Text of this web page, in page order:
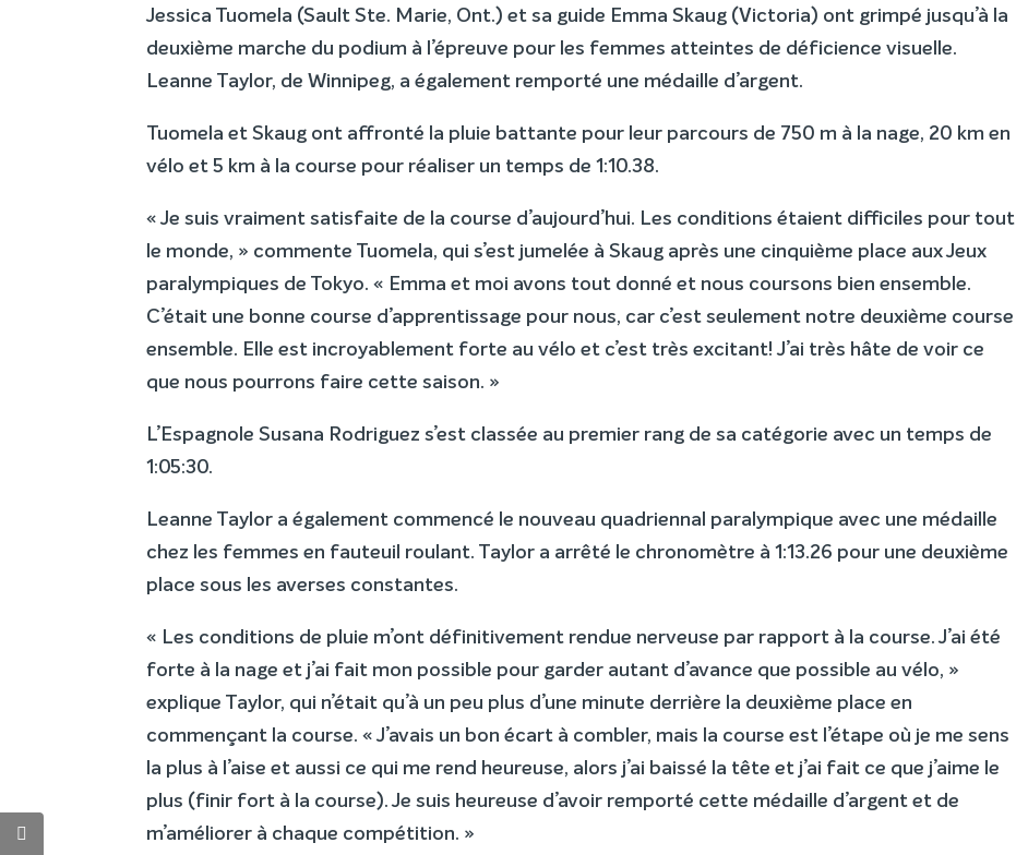
Jessica Tuomela (Sault Ste. Marie, Ont.) et sa guide Emma Skaug (Victoria) ont grimpé jusqu’à la
deuxième marche du podium à l’épreuve pour les femmes atteintes de déficience visuelle.
Leanne Taylor, de Winnipeg, a également remporté une médaille d’argent.
Tuomela et Skaug ont affronté la pluie battante pour leur parcours de 750 m à la nage, 20 km en
vélo et 5 km à la course pour réaliser un temps de 1:10.38.
« Je suis vraiment satisfaite de la course d’aujourd’hui. Les conditions étaient difficiles pour tout
le monde, » commente Tuomela, qui s’est jumelée à Skaug après une cinquième place aux Jeux
paralympiques de Tokyo. « Emma et moi avons tout donné et nous coursons bien ensemble.
C’était une bonne course d’apprentissage pour nous, car c’est seulement notre deuxième course
ensemble. Elle est incroyablement forte au vélo et c’est très excitant! J’ai très hâte de voir ce
que nous pourrons faire cette saison. »
L’Espagnole Susana Rodriguez s’est classée au premier rang de sa catégorie avec un temps de
1:05:30.
Leanne Taylor a également commencé le nouveau quadriennal paralympique avec une médaille
chez les femmes en fauteuil roulant. Taylor a arrêté le chronomètre à 1:13.26 pour une deuxième
place sous les averses constantes.
« Les conditions de pluie m’ont définitivement rendue nerveuse par rapport à la course. J’ai été
forte à la nage et j’ai fait mon possible pour garder autant d’avance que possible au vélo, »
explique Taylor, qui n’était qu’à un peu plus d’une minute derrière la deuxième place en
commençant la course. « J’avais un bon écart à combler, mais la course est l’étape où je me sens
la plus à l’aise et aussi ce qui me rend heureuse, alors j’ai baissé la tête et j’ai fait ce que j’aime le
plus (finir fort à la course). Je suis heureuse d’avoir remporté cette médaille d’argent et de
m’améliorer à chaque compétition. »